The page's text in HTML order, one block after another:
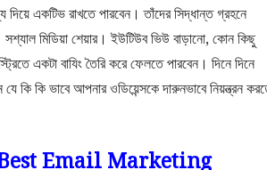
একটিভ রাখতে পারবেন। তাঁদের সিদ্ধান্ত গ্রহনে
মিডিয়া শেয়ার। ইউটিউব ভিউ বাড়ানো, কোন কিছু
একটা বাযিং তৈরি করে ফেলতে পারবেন। দিনে দিনে
কি কি ভাবে আপনার ওডিয়েন্সকে দারুনভাবে নিয়ন্ত্রন
Email Marketing